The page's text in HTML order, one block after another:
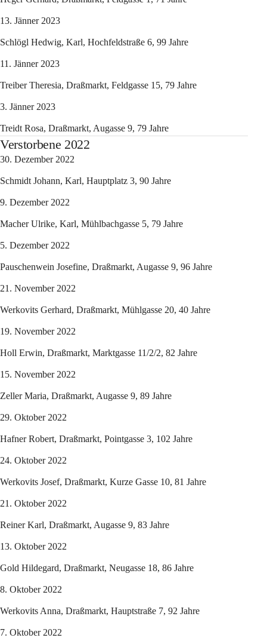
13. Jänner 2023
Schlögl Hedwig, Karl, Hochfeldstraße 6, 99 Jahre
11. Jänner 2023
Treiber Theresia, Draßmarkt, Feldgasse 15, 79 Jahre
3. Jänner 2023
Treidt Rosa, Draßmarkt, Augasse 9, 79 Jahre
Verstorbene 2022
30. Dezember 2022
Schmidt Johann, Karl, Hauptplatz 3, 90 Jahre
9. Dezember 2022
Macher Ulrike, Karl, Mühlbachgasse 5, 79 Jahre
5. Dezember 2022
Pauschenwein Josefine, Draßmarkt, Augasse 9, 96 Jahre
21. November 2022
Werkovits Gerhard, Draßmarkt, Mühlgasse 20, 40 Jahre
19. November 2022
Holl Erwin, Draßmarkt, Marktgasse 11/2/2, 82 Jahre
15. November 2022
Zeller Maria, Draßmarkt, Augasse 9, 89 Jahre
29. Oktober 2022
Hafner Robert, Draßmarkt, Pointgasse 3, 102 Jahre
24. Oktober 2022
Werkovits Josef, Draßmarkt, Kurze Gasse 10, 81 Jahre
21. Oktober 2022
Reiner Karl, Draßmarkt, Augasse 9, 83 Jahre
13. Oktober 2022
Gold Hildegard, Draßmarkt, Neugasse 18, 86 Jahre
8. Oktober 2022
Werkovits Anna, Draßmarkt, Hauptstraße 7, 92 Jahre
7. Oktober 2022